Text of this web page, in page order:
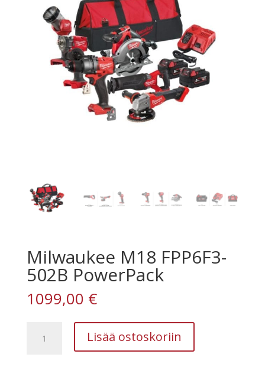
Milwaukee M18 FPP6F3-
502B PowerPack
1099,00 €
Lisää ostoskoriin